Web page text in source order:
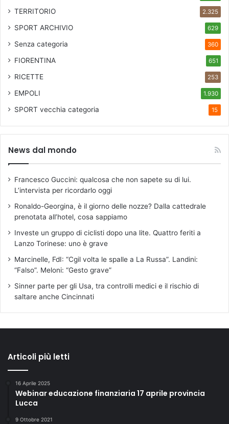
TERRITORIO 2.325
SPORT ARCHIVIO 629
Senza categoria 360
FIORENTINA 651
RICETTE 253
EMPOLI 1.930
SPORT vecchia categoria 15
News dal mondo
Francesco Guccini: qualcosa che non sapete su di lui.
L’intervista per ricordarlo oggi
Ronaldo-Georgina, è il giorno delle nozze? Dalla cattedrale
prenotata all’hotel, cosa sappiamo
Investe un gruppo di ciclisti dopo una lite. Quattro feriti a
Lanzo Torinese: uno è grave
Marcinelle, FdI: “Cgil volta le spalle a La Russa”. Landini:
“Falso”. Meloni: “Gesto grave”
Sinner parte per gli Usa, tra controlli medici e il rischio di
saltare anche Cincinnati
Articoli più letti
16 Aprile 2025
Webinar educazione finanziaria 17 aprile provincia
Lucca
9 Ottobre 2021